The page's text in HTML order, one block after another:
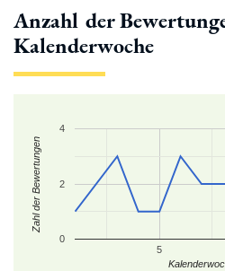
Anzahl der
Kalenderwoche
5
0
2
4
Zahl der Bewertungen